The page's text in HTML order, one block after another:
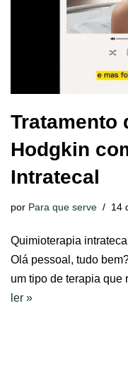
Tratamento
Hodgkin
Intratecal
por Para que serve 14
Quimioterapia
Olá pessoal, tudo
um tipo de terapia
ler »